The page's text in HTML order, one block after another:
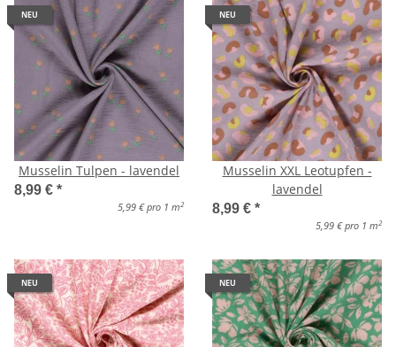
NEU
Musselin Tulpen - lavendel
8,99 € *
5,99 € pro 1 m 2
NEU
Musselin XXL Leotupfen -
lavendel
8,99 € *
5,99 € pro 1 m 2
NEU NEU